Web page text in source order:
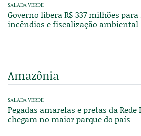
SALADA VERDE
Governo libera R$ 337 milhões
incêndios e fiscalização ambiental
Amazônia
SALADA VERDE
Pegadas amarelas e pretas da
chegam no maior parque do país